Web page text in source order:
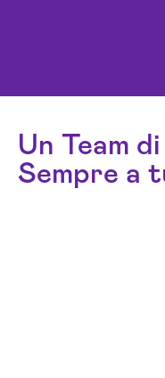
Un Team
Sempre a